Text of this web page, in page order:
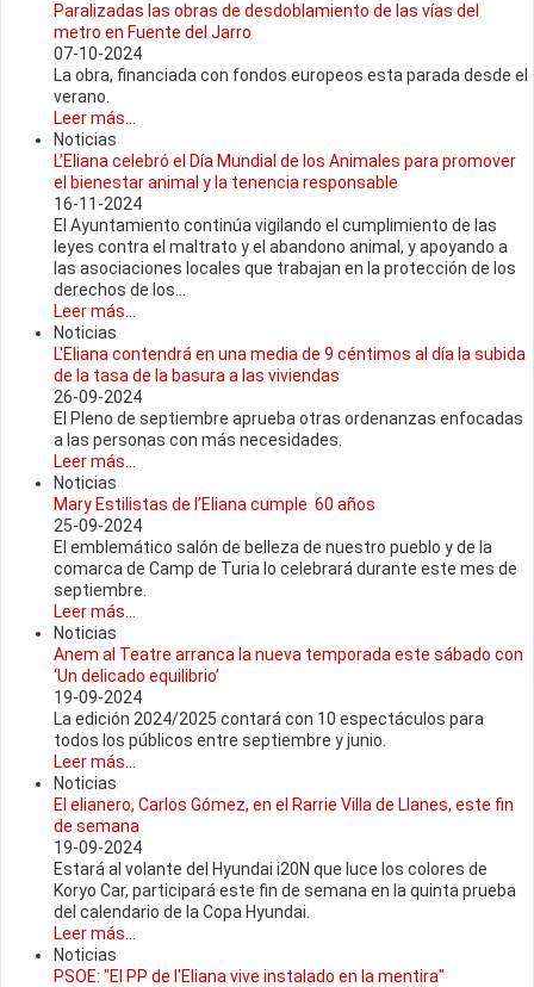
Paralizadas las obras de desdoblamiento de las vías del
metro en Fuente del Jarro
07-10-2024
La obra, financiada con fondos europeos esta parada desde el
verano.
Leer más...
Noticias
L’Eliana celebró el Día Mundial de los Animales para promover
el bienestar animal y la tenencia responsable
16-11-2024
El Ayuntamiento continúa vigilando el cumplimiento de las
leyes contra el maltrato y el abandono animal, y apoyando a
las asociaciones locales que trabajan en la protección de los
derechos de los...
Leer más...
Noticias
L'Eliana contendrá en una media de 9 céntimos al día la subida
de la tasa de la basura a las viviendas
26-09-2024
El Pleno de septiembre aprueba otras ordenanzas enfocadas
a las personas con más necesidades.
Leer más...
Noticias
Mary Estilistas de l’Eliana cumple 60 años
25-09-2024
El emblemático salón de belleza de nuestro pueblo y de la
comarca de Camp de Turia lo celebrará durante este mes de
septiembre.
Leer más...
Noticias
Anem al Teatre arranca la nueva temporada este sábado con
‘Un delicado equilibrio’
19-09-2024
La edición 2024/2025 contará con 10 espectáculos para
todos los públicos entre septiembre y junio.
Leer más...
Noticias
El elianero, Carlos Gómez, en el Rarrie Villa de Llanes, este fin
de semana
19-09-2024
Estará al volante del Hyundai i20N que luce los colores de
Koryo Car, participará este fin de semana en la quinta prueba
del calendario de la Copa Hyundai.
Leer más...
Noticias
PSOE: "El PP de l'Eliana vive instalado en la mentira"